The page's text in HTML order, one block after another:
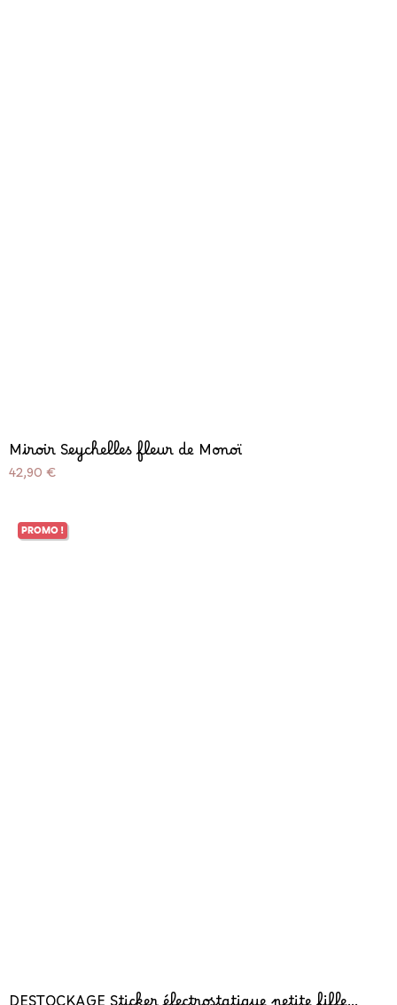
Miroir Seychelles fleur de Monoï
Prix
42,90 €
PROMO !